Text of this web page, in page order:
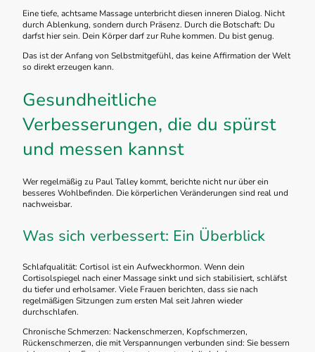
Eine tiefe, achtsame Massage unterbricht diesen inneren Dialog. Nicht
durch Ablenkung, sondern durch Präsenz. Durch die Botschaft: Du
darfst hier sein. Dein Körper darf zur Ruhe kommen. Du bist genug.
Das ist der Anfang von Selbstmitgefühl, das keine Affirmation der Welt
so direkt erzeugen kann.
Gesundheitliche
Verbesserungen, die du spürst
und messen kannst
Wer regelmäßig zu Paul Talley kommt, berichte nicht nur über ein
besseres Wohlbefinden. Die körperlichen Veränderungen sind real und
nachweisbar.
Was sich verbessert: Ein Überblick
Schlafqualität: Cortisol ist ein Aufweckhormon. Wenn dein
Cortisolspiegel nach einer Massage sinkt und sich stabilisiert, schläfst
du tiefer und erholsamer. Viele Frauen berichten, dass sie nach
regelmäßigen Sitzungen zum ersten Mal seit Jahren wieder
durchschlafen.
Chronische Schmerzen: Nackenschmerzen, Kopfschmerzen,
Rückenschmerzen, die mit Verspannungen verbunden sind: Sie bessern